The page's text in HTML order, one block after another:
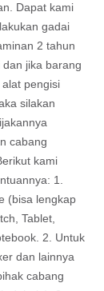
Dapat kami
gadai
2 tahun
jika barang
pengisi
silakan
cabang
kami
1.
(bisa lengkap
Tablet,
2. Untuk
dan lainnya
cabang